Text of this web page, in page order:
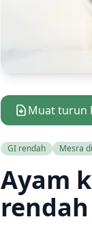
Muat turun
GI rendah Mesra
Ayam